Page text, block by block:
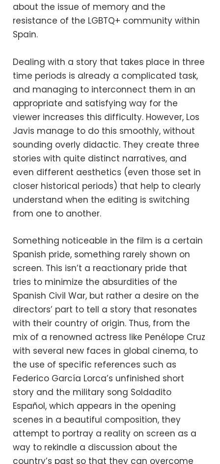
about the issue of memory and the
resistance of the LGBTQ+ community within
Spain.
Dealing with a story that takes place in three
time periods is already a complicated task,
and managing to interconnect them in an
appropriate and satisfying way for the
viewer increases this difficulty. However, Los
Javis manage to do this smoothly, without
sounding overly didactic. They create three
stories with quite distinct narratives, and
even different aesthetics (even those set in
closer historical periods) that help to clearly
understand when the editing is switching
from one to another.
Something noticeable in the film is a certain
Spanish pride, something rarely shown on
screen. This isn’t a reactionary pride that
tries to minimize the absurdities of the
Spanish Civil War, but rather a desire on the
directors’ part to tell a story that resonates
with their country of origin. Thus, from the
mix of a renowned actress like Penélope Cruz
with several new faces in global cinema, to
the use of specific references such as
Federico García Lorca’s unfinished short
story and the military song Soldadito
Español, which appears in the opening
scenes in a beautiful composition, they
attempt to portray a reality on screen as a
way to rekindle a discussion about the
country’s past so that they can overcome